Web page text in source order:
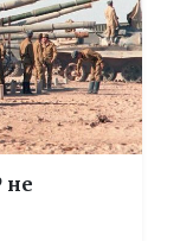
не